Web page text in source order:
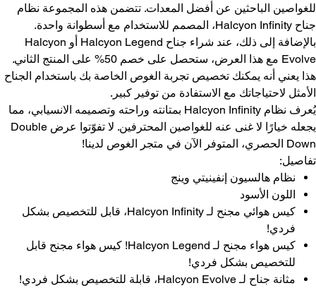
للغواصين الباحثين عن أفضل المعدات. تتضمن هذه المجموعة نظام
جناح Halcyon Infinity، المصمم للاستخدام مع أسطوانة واحدة.
بالإضافة إلى ذلك، عند شراء جناح Halcyon Legend أو Halcyon
Evolve مع هذا العرض، ستحصل على خصم 50% على المنتج الثاني.
هذا يعني أنه يمكنك تخصيص تجربة الغوص الخاصة بك باستخدام الجناح
الأمثل لاحتياجاتك مع الاستفادة من توفير كبير.
يُعرف نظام Halcyon Infinity بمتانته وراحته وتصميمه الانسيابي، مما
يجعله خيارًا لا غنى عنه للغواصين المحترفين. لا تفوّتوا عرض Double
Down الحصري، المتوفر الآن في متجر الغوص لدينا!
تفاصيل:
نظام هالسيون إنفينيتي وينج
اللون الأسود
كيس هوائي مجنح لـ Halcyon Infinity، قابل للتخصيص بشكل
فردي!
كيس هواء مجنح لـ Halcyon Legend! كيس هواء مجنح قابل
للتخصيص بشكل فردي!
مثانة جناح لـ Halcyon Evolve، قابلة للتخصيص بشكل فردي!